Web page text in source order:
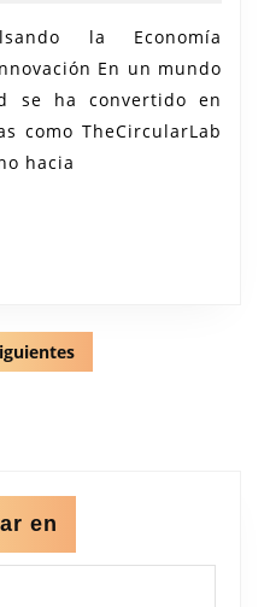
la Economía
En un mundo
se ha convertido en
como TheCircularLab
hacia
en